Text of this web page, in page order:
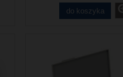
do koszyka